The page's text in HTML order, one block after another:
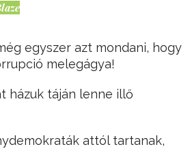
egyszer azt mondani, hogy
melegágya!
házuk táján lenne illő
attól tartanak,